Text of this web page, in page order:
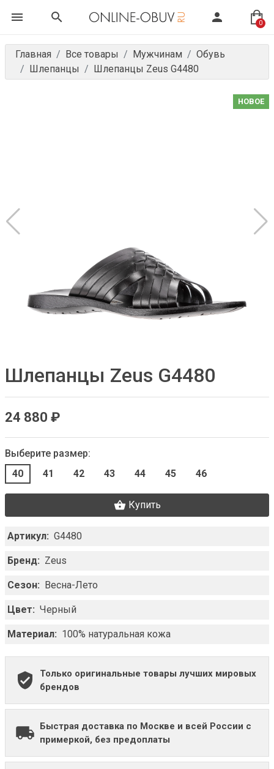
0
Главная Все товары Мужчинам
Обувь
Шлепанцы
Шлепанцы Zeus G4480
НОВОЕ
Шлепанцы Zeus G4480
24 880 ₽
Выберите размер:
40
41 42 43 44 45 46
Купить
Артикул: G4480
Бренд: Zeus
Сезон: Весна-Лето
Цвет: Черный
Материал: 100% натуральная кожа
Только оригинальные товары лучших мировых
брендов
Быстрая доставка по Москве и всей России с
примеркой, без предоплаты